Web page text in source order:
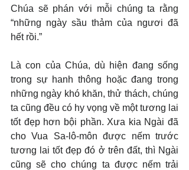
Chúa sẽ phán với mỗi chúng ta rằng
“những ngày sầu thảm của ngươi đã
hết rồi.”
Là con của Chúa, dù hiện đang sống
trong sự hanh thông hoặc đang trong
những ngày khó khăn, thử thách, chúng
ta cũng đều có hy vọng về một tương lai
tốt đẹp hơn bội phần. Xưa kia Ngài đã
cho Vua Sa-lô-môn được nếm trước
tương lai tốt đẹp đó ở trên đất, thì Ngài
cũng sẽ cho chúng ta được nếm trải